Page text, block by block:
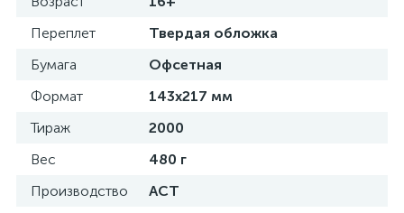
Переплет
Твердая обложка
Бумага
Офсетная
Формат
143х217 мм
Тираж
2000
Вес
480 г
Производство
АСТ